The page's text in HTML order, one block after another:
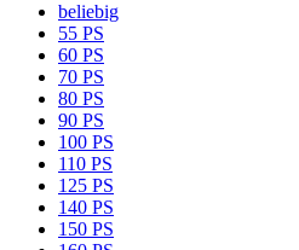
beliebig
55 PS
60 PS
70 PS
80 PS
90 PS
100 PS
110 PS
125 PS
140 PS
150 PS